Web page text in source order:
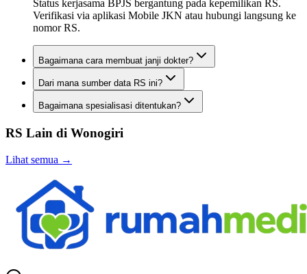
Status kerjasama BPJS bergantung pada kepemilikan RS.
Verifikasi via aplikasi Mobile JKN atau hubungi langsung ke
nomor RS.
Bagaimana cara membuat janji dokter?
Dari mana sumber data RS ini?
Bagaimana spesialisasi ditentukan?
RS Lain di Wonogiri
Lihat semua →